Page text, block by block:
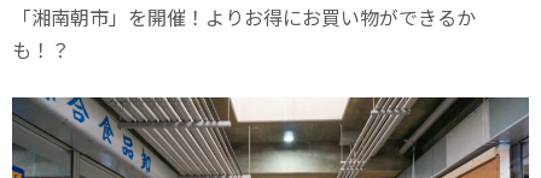
「湘南朝市」を開催！よりお得にお買い物ができるか
も！？